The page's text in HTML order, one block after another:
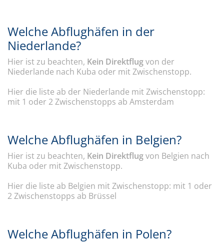
Welche Abflughäfen in der
Niederlande?
Hier ist zu beachten, Kein Direktflugvon der
Niederlande nach Kuba oder mit Zwischenstopp.
Hier die liste ab der Niederlande mit Zwischenstopp:
mit 1 oder 2 Zwischenstopps ab Amsterdam
Welche Abflughäfen in Belgien?
Hier ist zu beachten, Kein Direktflugvon Belgien nach
Kuba oder mit Zwischenstopp.
Hier die liste ab Belgien mit Zwischenstopp: mit 1 oder
2 Zwischenstopps ab Brüssel
Welche Abflughäfen in Polen?